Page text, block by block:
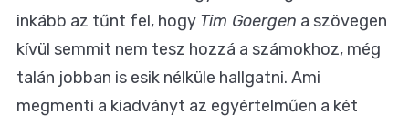
inkább az tűnt fel, hogy Tim Goergen a szövegen
kívül semmit nem tesz hozzá a számokhoz, még
talán jobban is esik nélküle hallgatni. Ami
megmenti a kiadványt az egyértelműen a két